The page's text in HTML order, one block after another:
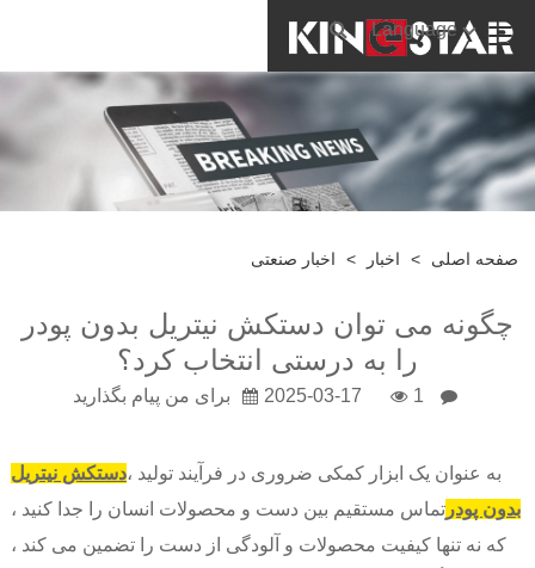
Language
صفحه اصلی > اخبار > اخبار صنعتی
چگونه می توان دستکش نیتریل بدون پودر
را به درستی انتخاب کرد؟
2025-03-17 1 برای من پیام بگذارید
به عنوان یک ابزار کمکی ضروری در فرآیند تولید ،دستکش نیتریل
بدون پودرتماس مستقیم بین دست و محصولات انسان را جدا کنید ،
که نه تنها کیفیت محصولات و آلودگی از دست را تضمین می کند ،